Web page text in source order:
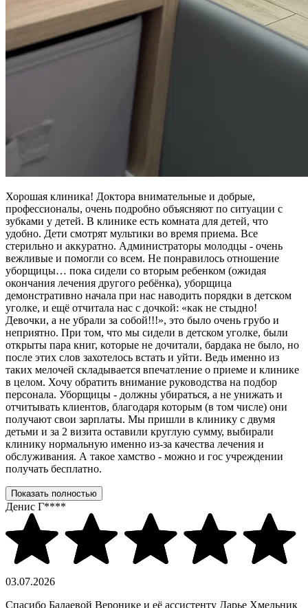
Хорошая клиника! Доктора внимательные и добрые,
профессионалы, очень подробно объясняют по ситуации с
зубками у детей. В клинике есть комната для детей, что
удобно. Дети смотрят мультики во время приема. Все
стерильно и аккуратно. Администраторы молодцы - очень
вежливые и помогли со всем. Не понравилось отношение
уборщицы… пока сидели со вторым ребенком (ожидая
окончания лечения другого ребёнка), уборщица
демонстративно начала при нас наводить порядки в детском
уголке, и ещё отчитала нас с дочкой: «как не стыдно!
Девочки, а не убрали за собой!!!», это было очень грубо и
неприятно. При том, что мы сидели в детском уголке, были
открыты пара книг, которые не дочитали, бардака не было, но
после этих слов захотелось встать и уйти. Ведь именно из
таких мелочей складывается впечатление о приеме и клинике
в целом. Хочу обратить внимание руководства на подбор
персонала. Уборщицы - должны убираться, а не унижать и
отчитывать клиентов, благодаря которым (в том числе) они
получают свои зарплаты. Мы пришли в клинику с двумя
детьми и за 2 визита оставили круглую сумму, выбирали
клинику нормальную именно из-за качества лечения и
обслуживания. А такое хамство - можно и гос учреждении
получать бесплатно.
Показать полностью
Денис Г****
03.07.2026
Спасибо Балаевой Веронике и её ассистенту Дарье Хмельник